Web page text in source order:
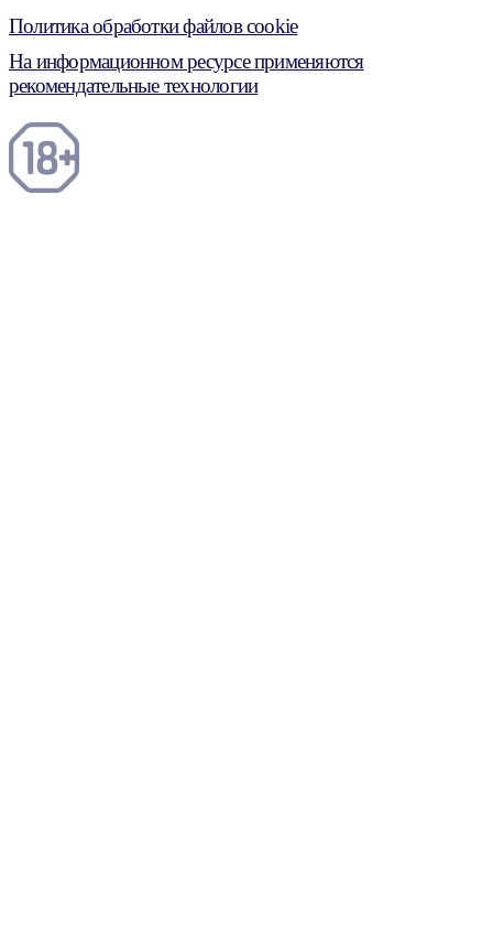
Политика обработки файлов cookie
На информационном ресурсе применяются
рекомендательные технологии